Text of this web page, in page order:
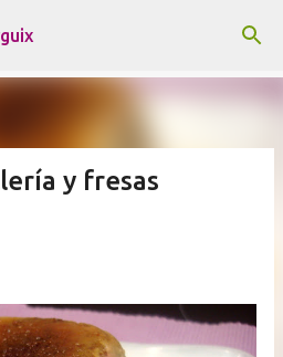
principal
y fresas